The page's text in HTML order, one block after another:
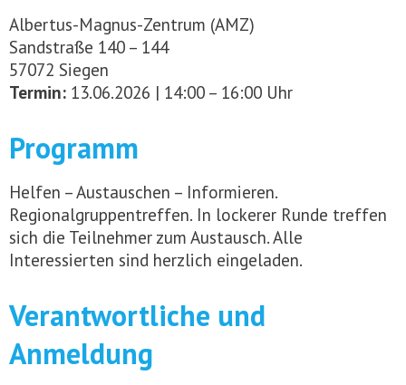
Albertus-Magnus-Zentrum (AMZ)
Sandstraße 140 – 144
57072 Siegen
Termin: 13.06.2026 | 14:00 – 16:00 Uhr
Programm
Helfen – Austauschen – Informieren.
Regionalgruppentreffen. In lockerer Runde treffen
sich die Teilnehmer zum Austausch. Alle
Interessierten sind herzlich eingeladen.
Verantwortliche und
Anmeldung